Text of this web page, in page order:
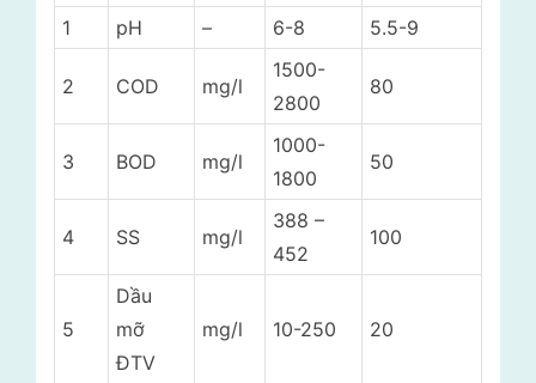
1
pH – 6-8 5.5-9
2 COD mg/l
1500-
2800
80
3 BOD mg/l
1000-
1800
50
4 SS mg/l
388 –
452
100
5
Dầu
mỡ
ĐTV
mg/l 10-250 20